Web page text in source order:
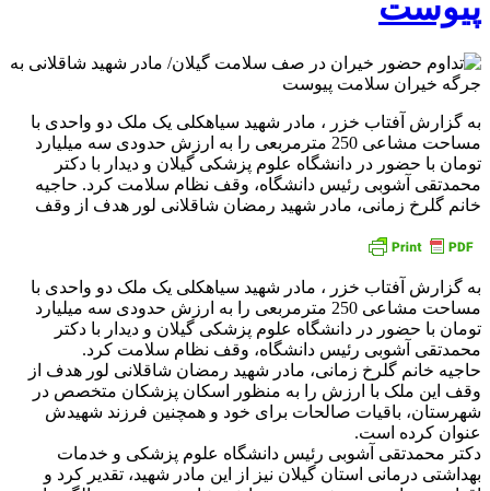
پیوست
به گزارش آفتاب خزر ، مادر شهید سیاهکلی یک ملک دو واحدی با
مساحت مشاعی 250 مترمربعی را به ارزش حدودی سه میلیارد
تومان با حضور در دانشگاه علوم پزشکی گیلان و دیدار با دکتر
محمدتقی آشوبی رئیس دانشگاه، وقف نظام سلامت کرد. حاجیه
خانم گلرخ زمانی، مادر شهید رمضان شاقلانی لور هدف از وقف
به گزارش آفتاب خزر ، مادر شهید سیاهکلی یک ملک دو واحدی با
مساحت مشاعی 250 مترمربعی را به ارزش حدودی سه میلیارد
تومان با حضور در دانشگاه علوم پزشکی گیلان و دیدار با دکتر
محمدتقی آشوبی رئیس دانشگاه، وقف نظام سلامت کرد.
حاجیه خانم گلرخ زمانی، مادر شهید رمضان شاقلانی لور هدف از
وقف این ملک با ارزش را به منظور اسکان پزشکان متخصص در
شهرستان، باقیات صالحات برای خود و همچنین فرزند شهیدش
عنوان کرده است.
دکتر محمدتقی آشوبی رئیس دانشگاه علوم پزشکی و خدمات
بهداشتی درمانی استان گیلان نیز از این مادر شهید، تقدیر کرد و